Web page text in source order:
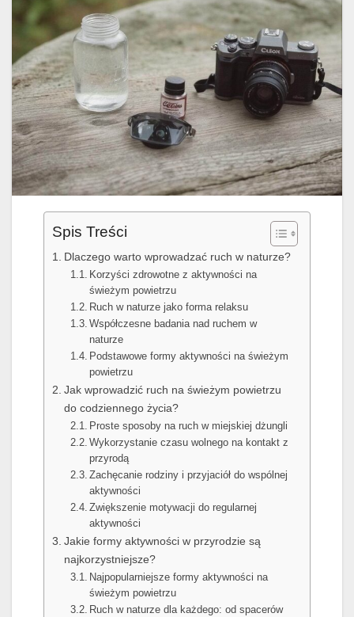
Spis Treści
Dlaczego warto wprowadzać ruch w naturze?
Korzyści zdrowotne z aktywności na
świeżym powietrzu
Ruch w naturze jako forma relaksu
Współczesne badania nad ruchem w
naturze
Podstawowe formy aktywności na świeżym
powietrzu
Jak wprowadzić ruch na świeżym powietrzu
do codziennego życia?
Proste sposoby na ruch w miejskiej dżungli
Wykorzystanie czasu wolnego na kontakt z
przyrodą
Zachęcanie rodziny i przyjaciół do wspólnej
aktywności
Zwiększenie motywacji do regularnej
aktywności
Jakie formy aktywności w przyrodzie są
najkorzystniejsze?
Najpopularniejsze formy aktywności na
świeżym powietrzu
Ruch w naturze dla każdego: od spacerów